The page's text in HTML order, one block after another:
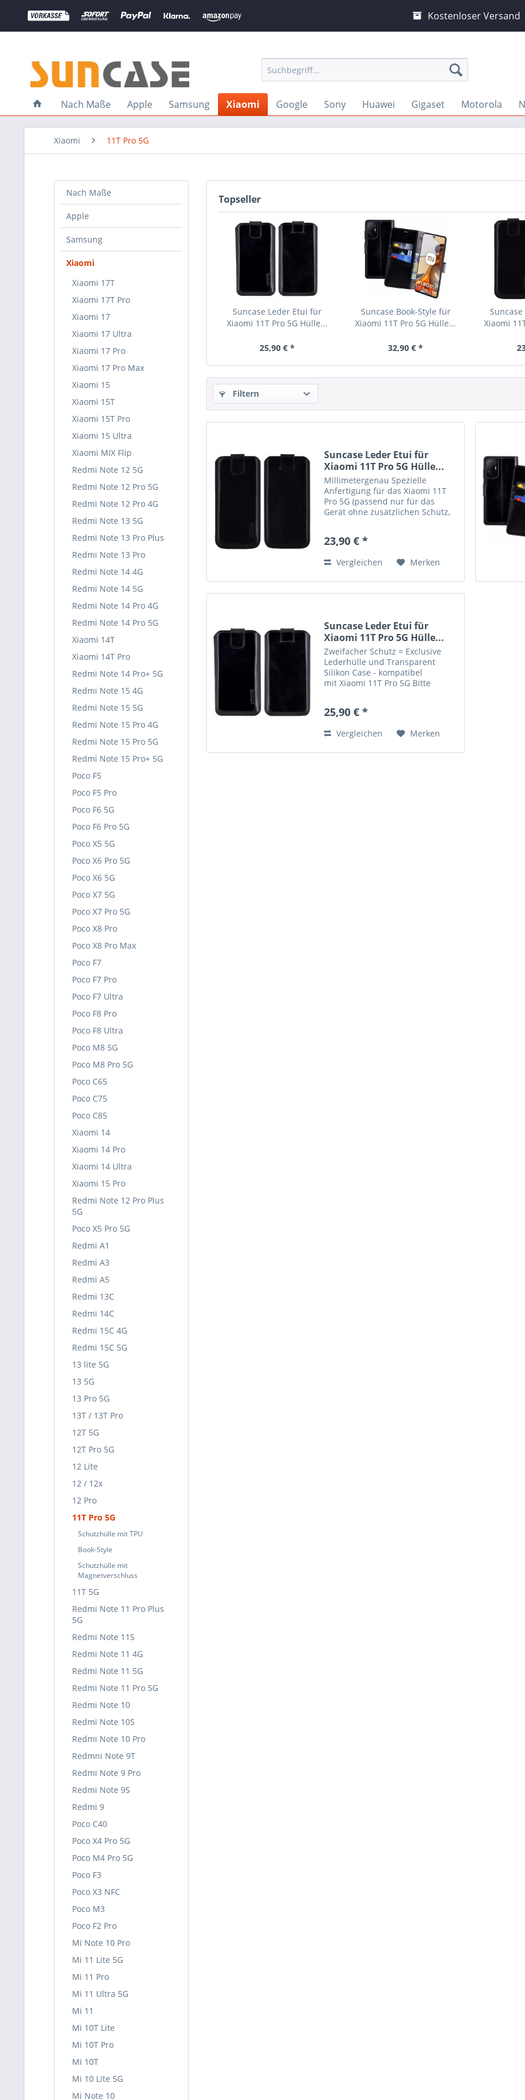
Kostenloser Versand
Nach Maße Apple Samsung Xiaomi Google Sony Huawei Gigaset Motorola
Xiaomi 11T Pro 5G
Nach Maße
Apple
Samsung
Xiaomi
Xiaomi 17T
Xiaomi 17T Pro
Xiaomi 17
Xiaomi 17 Ultra
Xiaomi 17 Pro
Xiaomi 17 Pro Max
Xiaomi 15
Xiaomi 15T
Xiaomi 15T Pro
Xiaomi 15 Ultra
Xiaomi MIX Flip
Redmi Note 12 5G
Redmi Note 12 Pro 5G
Redmi Note 12 Pro 4G
Redmi Note 13 5G
Redmi Note 13 Pro Plus
Redmi Note 13 Pro
Redmi Note 14 4G
Redmi Note 14 5G
Redmi Note 14 Pro 4G
Redmi Note 14 Pro 5G
Xiaomi 14T
Xiaomi 14T Pro
Redmi Note 14 Pro+ 5G
Redmi Note 15 4G
Redmi Note 15 5G
Redmi Note 15 Pro 4G
Redmi Note 15 Pro 5G
Redmi Note 15 Pro+ 5G
Poco F5
Poco F5 Pro
Poco F6 5G
Poco F6 Pro 5G
Poco X5 5G
Poco X6 Pro 5G
Poco X6 5G
Poco X7 5G
Poco X7 Pro 5G
Poco X8 Pro
Poco X8 Pro Max
Poco F7
Poco F7 Pro
Poco F7 Ultra
Poco F8 Pro
Poco F8 Ultra
Poco M8 5G
Poco M8 Pro 5G
Poco C65
Poco C75
Poco C85
Xiaomi 14
Xiaomi 14 Pro
Xiaomi 14 Ultra
Xiaomi 15 Pro
Redmi Note 12 Pro Plus
5G
Poco X5 Pro 5G
Redmi A1
Redmi A3
Redmi A5
Redmi 13C
Redmi 14C
Redmi 15C 4G
Redmi 15C 5G
13 lite 5G
13 5G
13 Pro 5G
13T / 13T Pro
12T 5G
12T Pro 5G
12 Lite
12 / 12x
12 Pro
11T Pro 5G
Schutzhülle mit TPU
Book-Style
Schutzhülle mit
Magnetverschluss
11T 5G
Redmi Note 11 Pro Plus
5G
Redmi Note 11S
Redmi Note 11 4G
Redmi Note 11 5G
Redmi Note 11 Pro 5G
Redmi Note 10
Redmi Note 10S
Redmi Note 10 Pro
Redmni Note 9T
Redmi Note 9 Pro
Redmi Note 9S
Redmi 9
Poco C40
Poco X4 Pro 5G
Poco M4 Pro 5G
Poco F3
Poco X3 NFC
Poco M3
Poco F2 Pro
Mi Note 10 Pro
Mi 11 Lite 5G
Mi 11 Pro
Mi 11 Ultra 5G
Mi 11
Mi 10T Lite
Mi 10T Pro
Mi 10T
Mi 10 Lite 5G
Mi Note 10
Topseller
Suncase Leder Etui für
Xiaomi 11T Pro 5G Hülle...
25,90 € *
Suncase Book-Style für
Xiaomi 11T Pro 5G Hülle...
32,90 € *
Xiaomi
Filtern
Suncase Leder Etui für
Xiaomi 11T Pro 5G Hülle...
Millimetergenau Spezielle
Anfertigung für das Xiaomi 11T
Pro 5G (passend nur für das
Gerät ohne zusätzlichen Schutz,
und kräftige Farben verleihen der
23,90 € *
Vergleichen Merken
Suncase Leder Etui für
Xiaomi 11T Pro 5G Hülle...
Zweifacher Schutz = Exclusive
Lederhülle und Transparent
Silikon Case - kompatibel
mit Xiaomi 11T Pro 5G Bitte
zusätzlichem Bumper oder
Lieferumfang:...
25,90 € *
Vergleichen Merken